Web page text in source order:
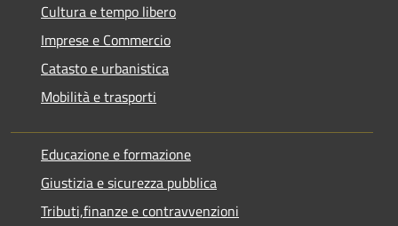
Cultura e tempo libero
Imprese e Commercio
Catasto e urbanistica
Mobilità e trasporti
Educazione e formazione
Giustizia e sicurezza pubblica
Tributi,finanze e contravvenzioni